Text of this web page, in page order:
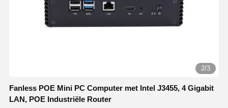
2/3
Fanless POE Mini PC Computer met Intel J3455, 4 Gigabit
LAN, POE Industriële Router